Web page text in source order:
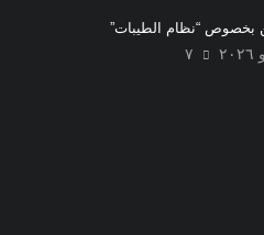
بخصوص “نظام الطيبات”
٧